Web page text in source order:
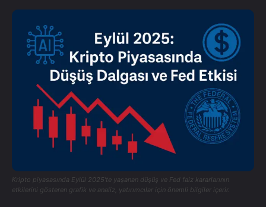
Kripto piyasasında Eylül 2025'te yaşanan düşüş ve Fed faiz kararlarının
etkilerini gösteren grafik ve analiz, yatırımcılar için önemli bilgiler içerir.